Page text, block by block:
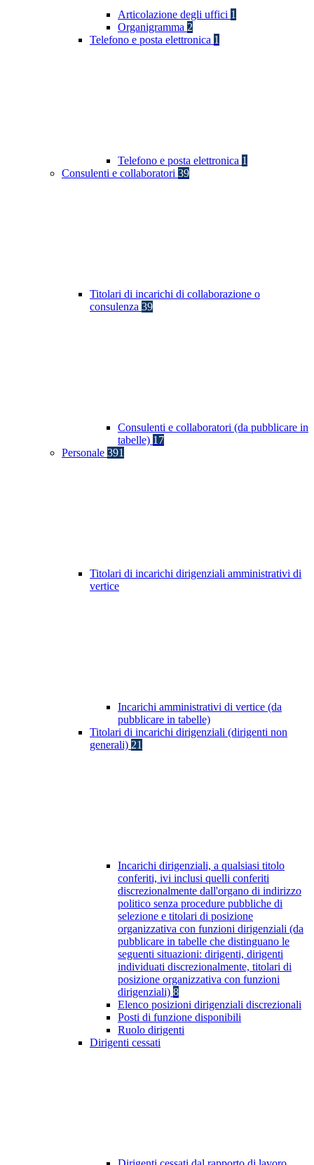
Articolazione degli uffici 1
Organigramma 2
Telefono e posta elettronica 1
Telefono e posta elettronica 1
Consulenti e collaboratori 39
Titolari di incarichi di collaborazione o
consulenza 39
Consulenti e collaboratori (da pubblicare in
tabelle) 17
Personale 391
Titolari di incarichi dirigenziali amministrativi di
vertice
Incarichi amministrativi di vertice (da
pubblicare in tabelle)
Titolari di incarichi dirigenziali (dirigenti non
generali) 21
Incarichi dirigenziali, a qualsiasi titolo
conferiti, ivi inclusi quelli conferiti
discrezionalmente dall'organo di indirizzo
politico senza procedure pubbliche di
selezione e titolari di posizione
organizzativa con funzioni dirigenziali (da
pubblicare in tabelle che distinguano le
seguenti situazioni: dirigenti, dirigenti
individuati discrezionalmente, titolari di
posizione organizzativa con funzioni
dirigenziali) 8
Elenco posizioni dirigenziali discrezionali
Posti di funzione disponibili
Ruolo dirigenti
Dirigenti cessati